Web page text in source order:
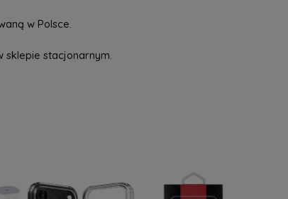
w Polsce.
sklepie stacjonarnym.